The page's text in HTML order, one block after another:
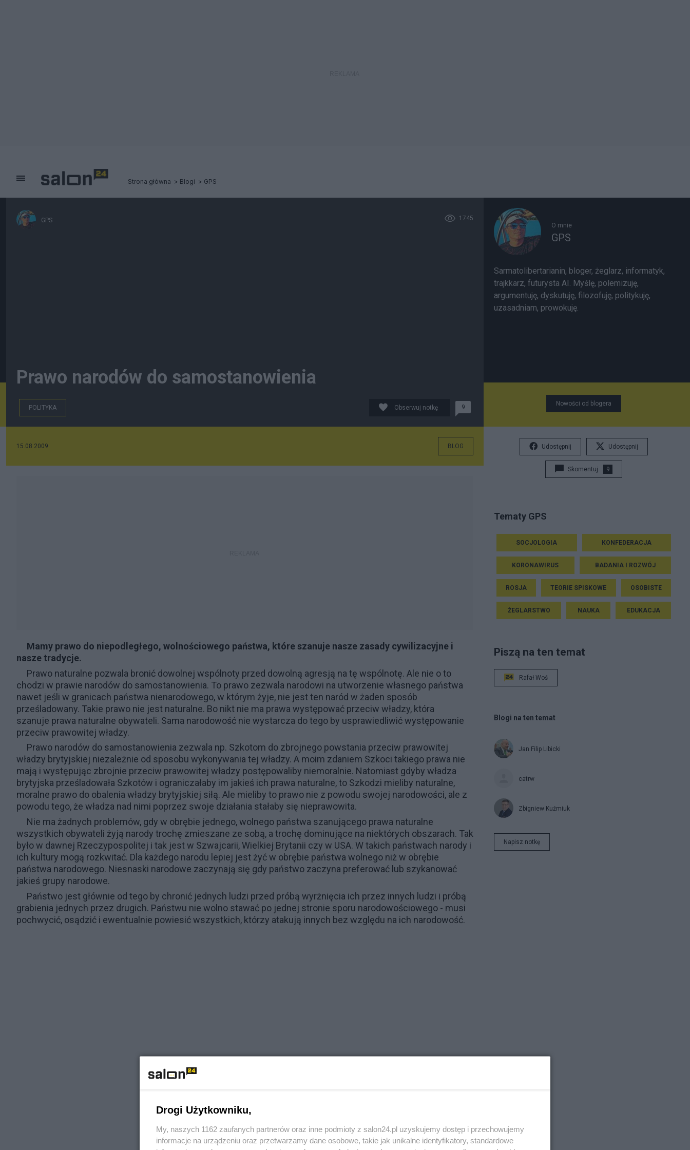
Strona główna Blogi GPS
GPS 1745
Prawo narodów do samostanowienia
POLITYKA Obserwuj notkę 9
15.08.2009 BLOG
Mamy prawo do niepodległego, wolnościowego państwa, które szanuje nasze zasady cywilizacyjne i
nasze tradycje.
Prawo naturalne pozwala bronić dowolnej wspólnoty przed dowolną agresją na tę wspólnotę. Ale nie o to
chodzi w prawie narodów do samostanowienia. To prawo zezwala narodowi na utworzenie własnego państwa
nawet jeśli w granicach państwa nienarodowego, w którym żyje, nie jest ten naród w żaden sposób
prześladowany. Takie prawo nie jest naturalne. Bo nikt nie ma prawa występować przeciw władzy, która
szanuje prawa naturalne obywateli. Sama narodowość nie wystarcza do tego by usprawiedliwić występowanie
przeciw prawowitej władzy.
Prawo narodów do samostanowienia zezwala np. Szkotom do zbrojnego powstania przeciw prawowitej
władzy brytyjskiej niezależnie od sposobu wykonywania tej władzy. A moim zdaniem Szkoci takiego prawa nie
mają i występując zbrojnie przeciw prawowitej władzy postępowaliby niemoralnie. Natomiast gdyby władza
brytyjska prześladowała Szkotów i ograniczałaby im jakieś ich prawa naturalne, to Szkodzi mieliby naturalne,
moralne prawo do obalenia władzy brytyjskiej siłą. Ale mieliby to prawo nie z powodu swojej narodowości, ale z
powodu tego, że władza nad nimi poprzez swoje działania stałaby się nieprawowita.
Nie ma żadnych problemów, gdy w obrębie jednego, wolnego państwa szanującego prawa naturalne
wszystkich obywateli żyją narody trochę zmieszane ze sobą, a trochę dominujące na niektórych obszarach. Tak
było w dawnej Rzeczypospolitej i tak jest w Szwajcarii, Wielkiej Brytanii czy w USA. W takich państwach narody i
ich kultury mogą rozkwitać. Dla każdego narodu lepiej jest żyć w obrębie państwa wolnego niż w obrębie
państwa narodowego. Niesnaski narodowe zaczynają się gdy państwo zaczyna preferować lub szykanować
jakieś grupy narodowe.
Państwo jest głównie od tego by chronić jednych ludzi przed próbą wyrżnięcia ich przez innych ludzi i próbą
grabienia jednych przez drugich. Państwu nie wolno stawać po jednej stronie sporu narodowościowego - musi
pochwycić, osądzić i ewentualnie powiesić wszystkich, którzy atakują innych bez względu na ich narodowość.
O mnie
GPS
Sarmatolibertarianin, bloger, żeglarz, informatyk,
trajkkarz, futurysta AI. Myślę, polemizuję,
argumentuję, dyskutuję, filozofuję, politykuję,
uzasadniam, prowokuję.
Nowości od blogera
Udostępnij Udostępnij
Skomentuj 9
Tematy GPS
SOCJOLOGIA KONFEDERACJA
KORONAWIRUS BADANIA I ROZWÓJ
ROSJA TEORIE SPISKOWE OSOBISTE
ŻEGLARSTWO NAUKA EDUKACJA
Piszą na ten temat
Rafał Woś
Blogi na ten temat
Jan Filip Libicki
catrw
Zbigniew Kuźmiuk
Napisz notkę
Drogi Użytkowniku,
My, naszych 1162 zaufanych partnerów oraz inne podmioty z salon24.pl uzyskujemy dostęp i przechowujemy
informacje na urządzeniu oraz przetwarzamy dane osobowe, takie jak unikalne identyfikatory, standardowe